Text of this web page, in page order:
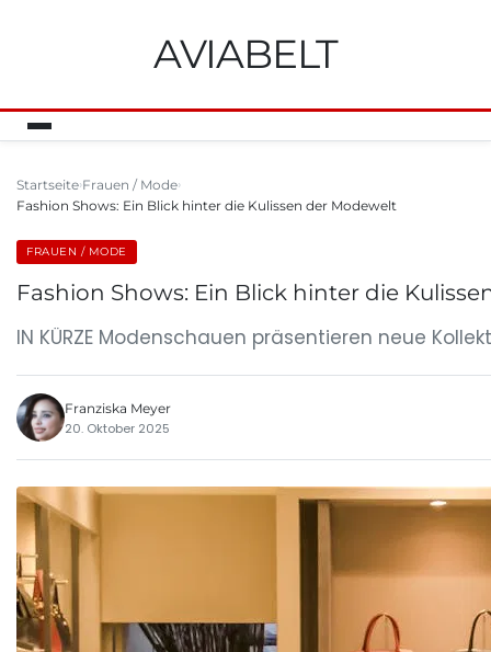
AVIABELT
Startseite Frauen / Mode
Fashion Shows: Ein Blick hinter die Kulissen der Modewelt
FRAUEN / MODE
Fashion Shows: Ein Blick hinter die
IN KÜRZE Modenschauen präsentieren neue
Franziska Meyer
20. Oktober 2025